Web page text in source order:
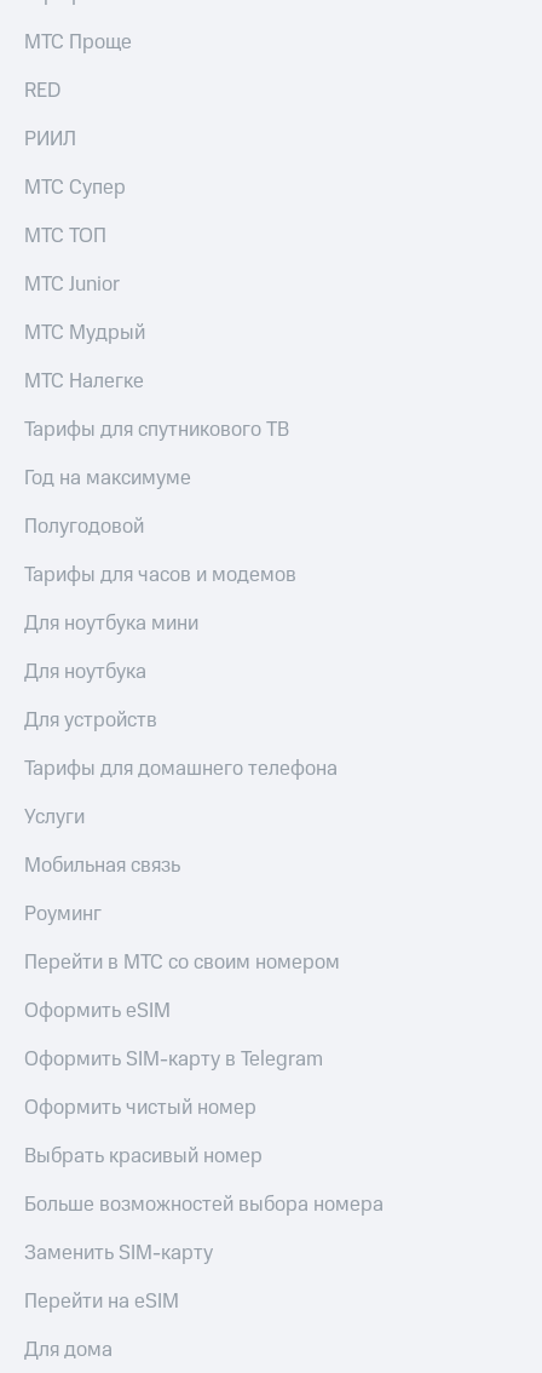
МТС Проще
RED
РИИЛ
МТС Супер
МТС ТОП
МТС Junior
МТС Мудрый
МТС Налегке
Тарифы для спутникового ТВ
Год на максимуме
Полугодовой
Тарифы для часов и модемов
Для ноутбука мини
Для ноутбука
Для устройств
Тарифы для домашнего телефона
Услуги
Мобильная связь
Роуминг
Перейти в МТС со своим номером
Оформить eSIM
Оформить SIM-карту в Telegram
Оформить чистый номер
Выбрать красивый номер
Больше возможностей выбора номера
Заменить SIM-карту
Перейти на eSIM
Для дома